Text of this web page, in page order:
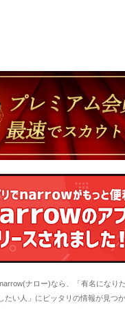
ナロー)なら、「有名になり
たい人」にピッタリの情報が見つか